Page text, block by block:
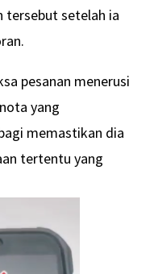
tersebut setelah ia
pesanan menerusi
yang
memastikan dia
tertentu yang